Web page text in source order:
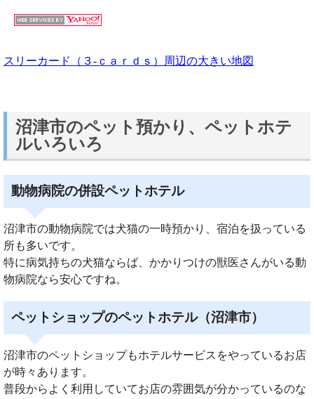
スリーカード（３‐ｃａｒｄｓ）周辺の大きい地図
沼津市のペット預かり、ペットホテ
ルいろいろ
動物病院の併設ペットホテル
沼津市の動物病院では犬猫の一時預かり、宿泊を扱っている
所も多いです。
特に病気持ちの犬猫ならば、かかりつけの獣医さんがいる動
物病院なら安心ですね。
ペットショップのペットホテル（沼津市）
沼津市のペットショップもホテルサービスをやっているお店
が時々あります。
普段からよく利用していてお店の雰囲気が分かっているのな